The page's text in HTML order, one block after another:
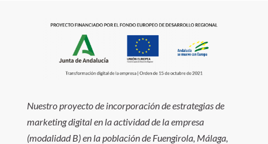
Nuestro proyecto de incorporación de estrategias de
marketing digital en la actividad de la empresa
(modalidad B) en la población de Fuengirola, Málaga,